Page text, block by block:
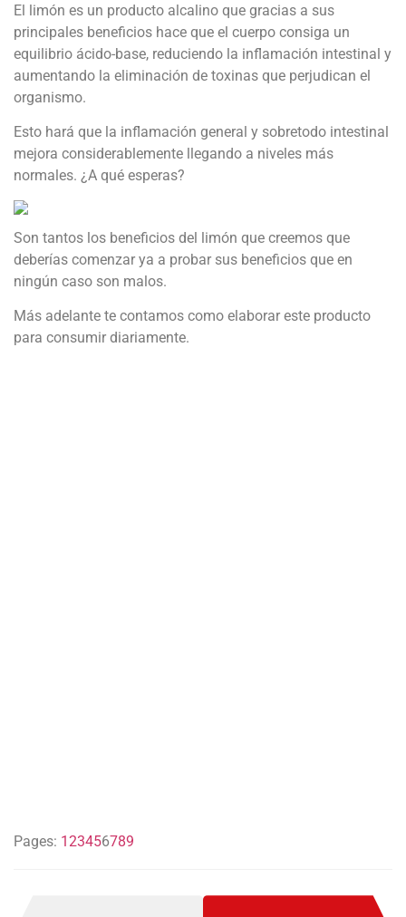
El limón es un producto alcalino que gracias a sus
principales beneficios hace que el cuerpo consiga un
equilibrio ácido-base, reduciendo la inflamación intestinal y
aumentando la eliminación de toxinas que perjudican el
organismo.
Esto hará que la inflamación general y sobretodo intestinal
mejora considerablemente llegando a niveles más
normales. ¿A qué esperas?
Son tantos los beneficios del limón que creemos que
deberías comenzar ya a probar sus beneficios que en
ningún caso son malos.
Más adelante te contamos como elaborar este producto
para consumir diariamente.
Pages: 123456789